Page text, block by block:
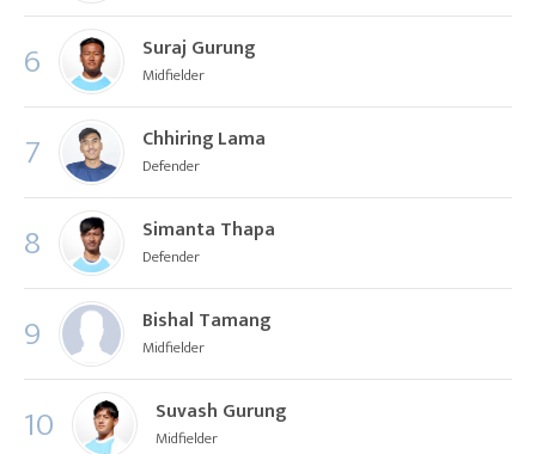
6 Suraj Gurung
Midfielder
7 Chhiring Lama
Defender
8 Simanta Thapa
Defender
9 Bishal Tamang
Midfielder
10 Suvash Gurung
Midfielder